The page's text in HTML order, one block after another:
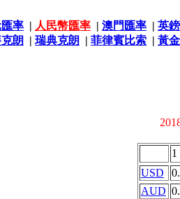
匯率 | 人民幣匯率 | 澳門匯率 | 英
朗 | 瑞典克朗 | 菲律賓比索 | 黃
1
USD
AUD